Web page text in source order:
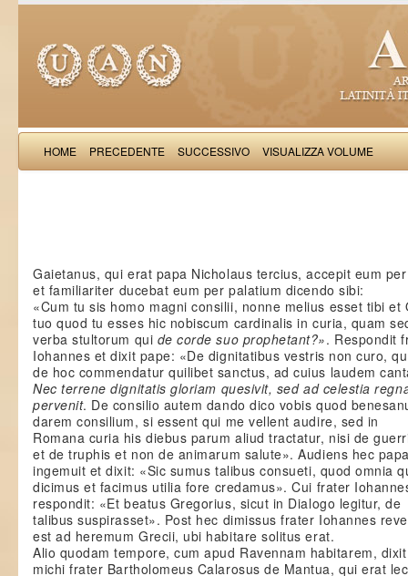
HOME PRECEDENTE SUCCESSIVO VISUALIZZA VOLUME
Gaietanus, qui erat papa Nicholaus tercius, accepit eum
et familiariter ducebat eum per palatium dicendo sibi:
«Cum tu sis homo magni consilii, nonne melius esset tibi et
tuo quod tu esses hic nobiscum cardinalis in curia, quam
verba stultorum qui de corde suo prophetant?». Respondit
Iohannes et dixit pape: «De dignitatibus vestris non curo,
de hoc commendatur quilibet sanctus, ad cuius laudem
Nec terrene dignitatis gloriam quesivit, sed ad celestia
pervenit. De consilio autem dando dico vobis quod
darem consilium, si essent qui me vellent audire, sed in
Romana curia his diebus parum aliud tractatur, nisi de
et de truphis et non de animarum salute». Audiens hec
ingemuit et dixit: «Sic sumus talibus consueti, quod omnia
dicimus et facimus utilia fore credamus». Cui frater
respondit: «Et beatus Gregorius, sicut in Dialogo legitur, de
talibus suspirasset». Post hec dimissus frater Iohannes
est ad heremum Grecii, ubi habitare solitus erat.
Alio quodam tempore, cum apud Ravennam habitarem, dixit
michi frater Bartholomeus Calarosus de Mantua, qui erat